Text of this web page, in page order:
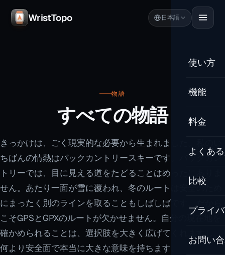
WristTopo 日本語
使い方
機能
料金
よくあ
比較
プライ
お問い
物語
すべての物語
きっかけは、ごく現実的な必要から生まれました。私のい
ちばんの情熱はバックカントリースキーです。バックカン
トリーでは、目に見える道をたどることはめったにありま
せん。あたり一面が雪に覆われ、冬のルートは安全のため
にまったく別のラインを取ることもしばしばです。だから
こそGPSとGPXのルートが欠かせません。自分の現在地を
確かめられることは、選択肢を大きく広げてくれますし、
何より安全面で本当に大きな意味を持ちます。